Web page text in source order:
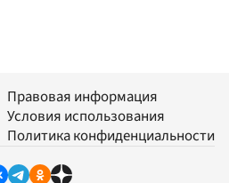
Правовая информация
Условия использования
Политика конфиденциальности